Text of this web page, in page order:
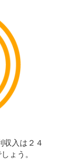
収入は２４
ょう。